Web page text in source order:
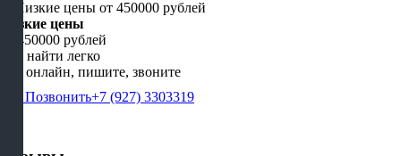
Низкие цены
от 450000 рублей
Нас найти легко
Мы онлайн, пишите, звоните
Позвонить+7 (927) 3303319